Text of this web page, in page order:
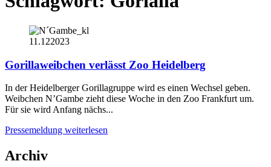
11.122023
Gorillaweibchen verlässt Zoo Heidelberg
In der Heidelberger Gorillagruppe wird es einen Wechsel geben.
Weibchen N’Gambe zieht diese Woche in den Zoo Frankfurt um.
Für sie wird Anfang nächs...
Pressemeldung weiterlesen
Archiv